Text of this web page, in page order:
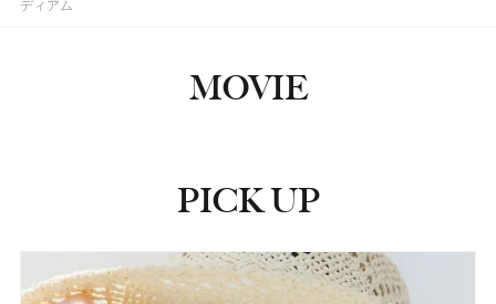
ディアム
MOVIE
PICK UP